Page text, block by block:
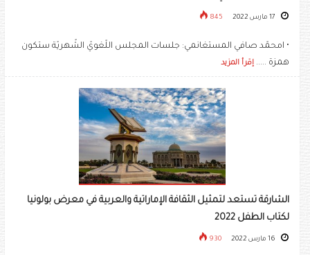
845
• امحمّد صافي المستغانمي: جلسات المجلس اللّغويّ الشّهريّة ستكون
همزة ..... إقرأ المزيد
الشارقة تستعد لتمثيل الثقافة الإماراتية والعربية في معرض بولونيا
لكتاب الطفل 2022
930